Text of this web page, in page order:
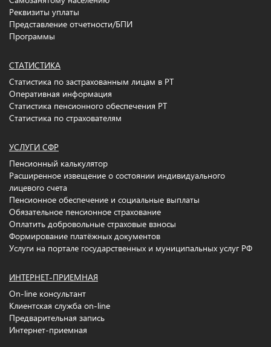
Реквизиты уплаты
Представление отчетности/БПИ
Программы
СТАТИСТИКА
Статистика по застрахованным лицам в РТ
Оперативная информация
Статистика пенсионного обеспечения РТ
Статистика по страхователям
УСЛУГИ СФР
Пенсионный калькулятор
Расширенное извещение о состоянии индивидуального
лицевого счета
Пенсионное обеспечение и социальные выплаты
Обязательное пенсионное страхование
Оплатить добровольные страховые взносы
Формирование платёжных документов
Услуги на портале государственных и муниципальных услуг РФ
ИНТЕРНЕТ-ПРИЕМНАЯ
On-line консультант
Клиентская служба on-line
Предварительная запись
Интернет-приемная